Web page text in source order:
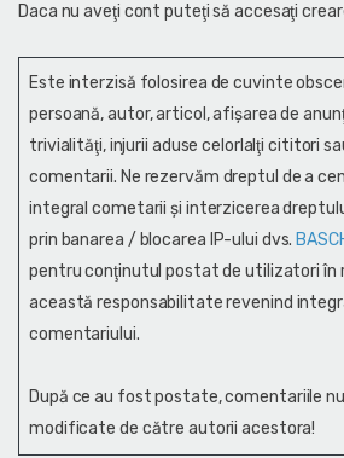
Daca nu aveţi cont puteţi să accesaţi
Este interzisă folosirea de cuvinte
persoană, autor, articol, afişarea de
trivialităţi, injurii aduse celorlalţi cititori
comentarii. Ne rezervăm dreptul de a
integral cometarii și interzicerea
prin banarea / blocarea IP-ului dvs.
pentru conţinutul postat de utilizatori în
această responsabilitate revenind
comentariului.
După ce au fost postate, comentariile
modificate de către autorii acestora!